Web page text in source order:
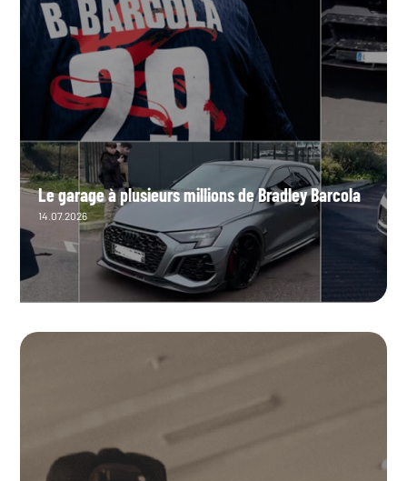
Le garage à plusieurs millions de Bradley Barcola
14.07.2026